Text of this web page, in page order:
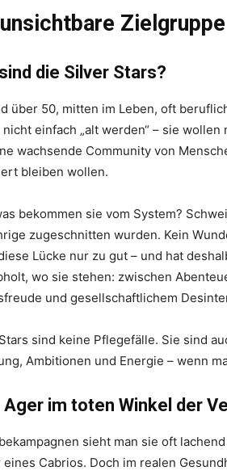
Zielgruppe
die Silver Stars?
über 50, mitten im Leben, oft
einfach „alt werden“ – sie
wachsende Community von
bleiben wollen.
bekommen sie vom System?
zugeschnitten wurden. Kein
Lücke nur zu gut – und hat
wo sie stehen: zwischen
und gesellschaftlichem
sind keine Pflegefälle. Sie sind
Ambitionen und Energie – wenn
im toten Winkel der
sieht man sie oft
eines Cabrios. Doch im realen